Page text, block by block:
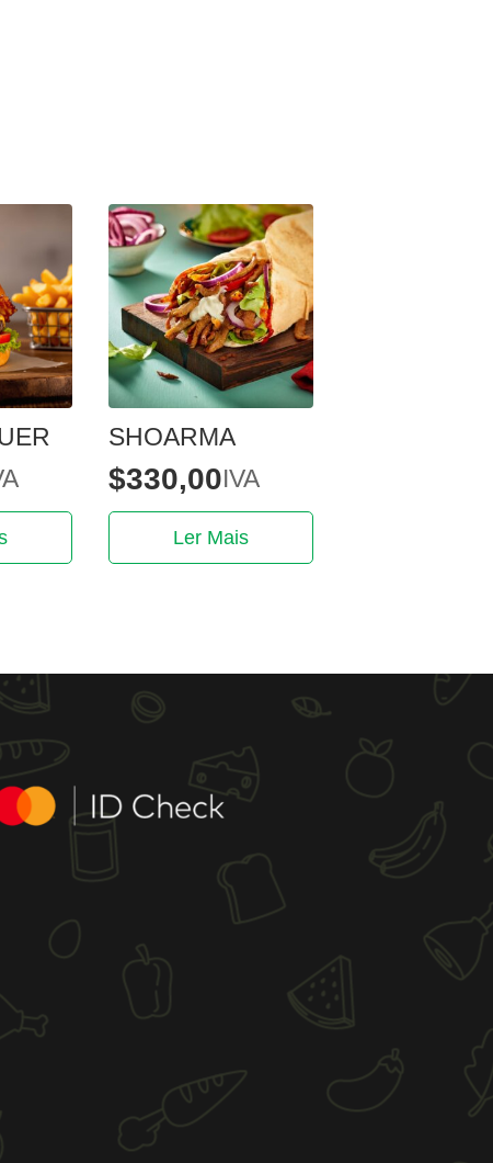
SHOARMA
$330,00IVA
Ler Mais